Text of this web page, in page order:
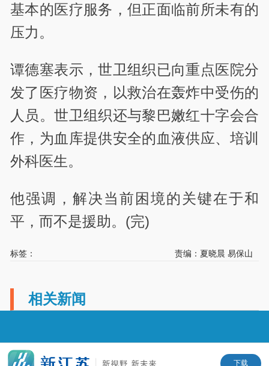
基本的医疗服务，但正面临前所未有的
压力。
谭德塞表示，世卫组织已向重点医院分
发了医疗物资，以救治在轰炸中受伤的
人员。世卫组织还与黎巴嫩红十字会合
作，为血库提供安全的血液供应、培训
外科医生。
他强调，解决当前困境的关键在于和
平，而不是援助。(完)
标签： 责编：夏晓晨 易保山
相关新闻
下载